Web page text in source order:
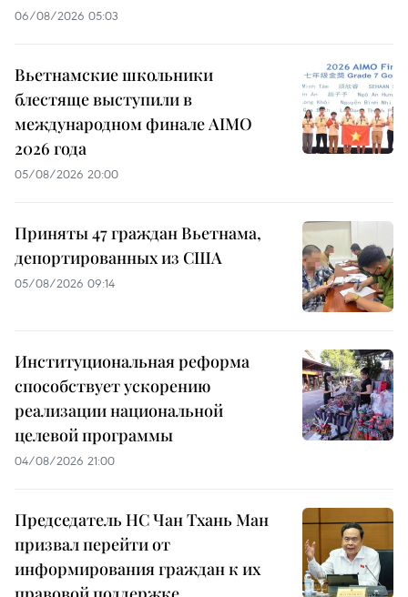
06/08/2026 05:03
Вьетнамские школьники
блестяще выступили в
международном финале AIMO
2026 года
05/08/2026 20:00
Приняты 47 граждан Вьетнама,
депортированных из США
05/08/2026 09:14
Институциональная реформа
способствует ускорению
реализации национальной
целевой программы
04/08/2026 21:00
Председатель НС Чан Тхань Ман
призвал перейти от
информирования граждан к их